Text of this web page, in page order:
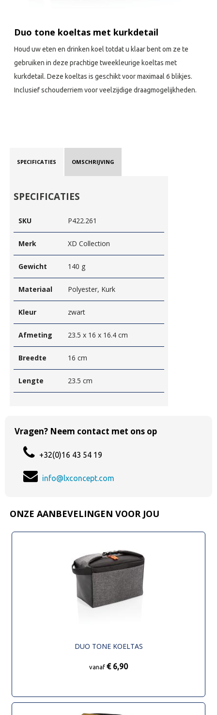
Duo tone koeltas met kurkdetail
Houd uw eten en drinken koel totdat u klaar bent om ze te
gebruiken in deze prachtige tweekleurige koeltas met
kurkdetail. Deze koeltas is geschikt voor maximaal 6 blikjes.
Inclusief schouderriem voor veelzijdige draagmogelijkheden.
SPECIFICATIES OMSCHRIJVING
SPECIFICATIES
SKU P422.261
Merk XD Collection
Gewicht 140 g
Materiaal Polyester, Kurk
Kleur zwart
Afmeting 23.5 x 16 x 16.4 cm
Breedte 16 cm
Lengte 23.5 cm
Vragen? Neem contact met ons op
+32(0)16 43 54 19
info@lxconcept.com
ONZE AANBEVELINGEN VOOR JOU
DUO TONE KOELTAS
vanaf € 6,90